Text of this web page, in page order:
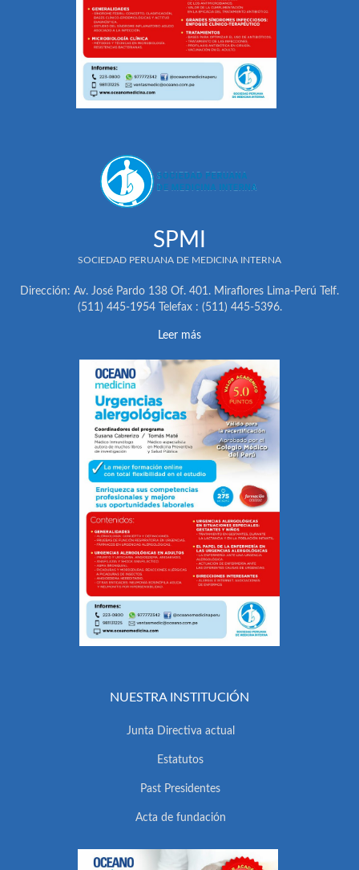
SPMI
SOCIEDAD PERUANA DE MEDICINA INTERNA
Dirección: Av. José Pardo 138 Of. 401. Miraflores Lima-Perú Telf.
(511) 445-1954 Telefax : (511) 445-5396.
Leer más
NUESTRA INSTITUCIÓN
Junta Directiva actual
Estatutos
Past Presidentes
Acta de fundación